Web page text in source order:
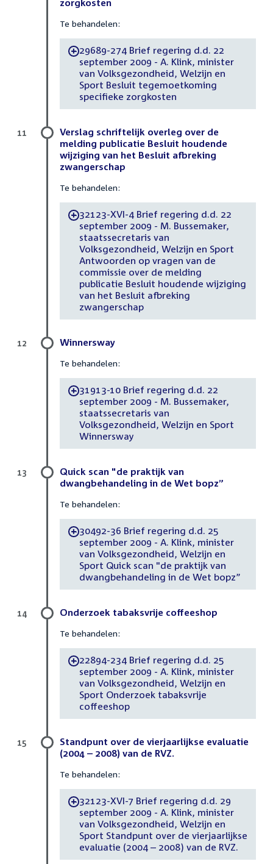
zorgkosten
Te behandelen:
-29689-274 Brief regering d.d. 22
september 2009 - A. Klink, minister
van Volksgezondheid, Welzijn en
Sport Besluit tegemoetkoming
specifieke zorgkosten
Verslag schriftelijk overleg over de
melding publicatie Besluit houdende
wijziging van het Besluit afbreking
zwangerschap
Te behandelen:
-32123-XVI-4 Brief regering d.d. 22
september 2009 - M. Bussemaker,
staatssecretaris van
Volksgezondheid, Welzijn en Sport
Antwoorden op vragen van de
commissie over de melding
publicatie Besluit houdende wijziging
van het Besluit afbreking
zwangerschap
11
Winnersway
Te behandelen:
-31913-10 Brief regering d.d. 22
september 2009 - M. Bussemaker,
staatssecretaris van
Volksgezondheid, Welzijn en Sport
Winnersway
12
Quick scan "de praktijk van
dwangbehandeling in de Wet bopz”
Te behandelen:
-30492-36 Brief regering d.d. 25
september 2009 - A. Klink, minister
van Volksgezondheid, Welzijn en
Sport Quick scan "de praktijk van
dwangbehandeling in de Wet bopz”
13
Onderzoek tabaksvrije coffeeshop
Te behandelen:
-22894-234 Brief regering d.d. 25
september 2009 - A. Klink, minister
van Volksgezondheid, Welzijn en
Sport Onderzoek tabaksvrije
coffeeshop
14
Standpunt over de vierjaarlijkse evaluatie
(2004 – 2008) van de RVZ.
Te behandelen:
-32123-XVI-7 Brief regering d.d. 29
september 2009 - A. Klink, minister
van Volksgezondheid, Welzijn en
Sport Standpunt over de vierjaarlijkse
evaluatie (2004 – 2008) van de RVZ.
15